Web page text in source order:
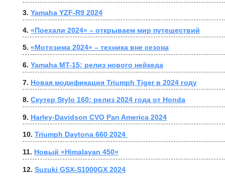
3. Yamaha YZF-R9 2024
4. «Поехали 2024» – открываем мир путешествий
5. «Мотозима 2024» – техника вне сезона
6. Yamaha MT-15: релиз нового нейкеда
7. Новая модификация Triumph Tiger в 2024 году
8. Скутер Stylo 160: релиз 2024 года от Honda
9. Harley-Davidson CVO Pan America 2024
10. Triumph Daytona 660 2024
11. Новый «Himalayan 450»
12. Suzuki GSX-S1000GX 2024